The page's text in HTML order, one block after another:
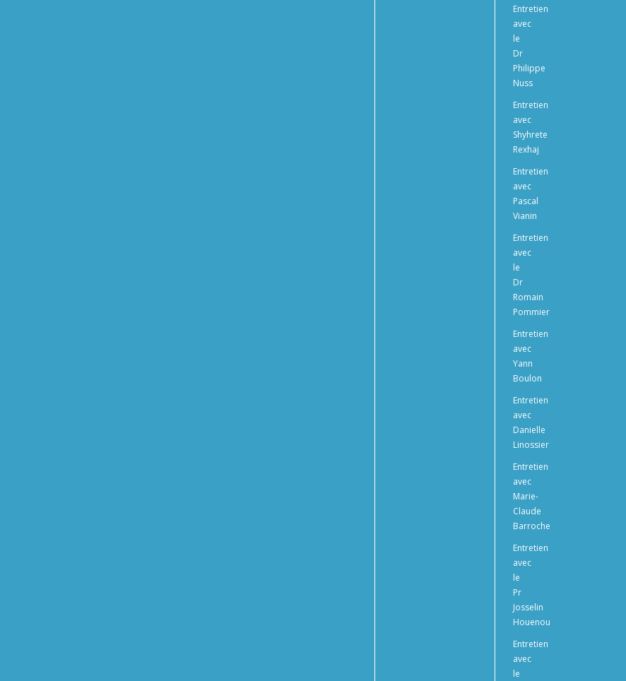
Entretien
avec
le
Dr
Philippe
Nuss
Entretien
avec
Shyhrete
Rexhaj
Entretien
avec
Pascal
Vianin
Entretien
avec
le
Dr
Romain
Pommier
Entretien
avec
Yann
Boulon
Entretien
avec
Danielle
Linossier
Entretien
avec
Marie-
Claude
Barroche
Entretien
avec
le
Pr
Josselin
Houenou
Entretien
avec
le